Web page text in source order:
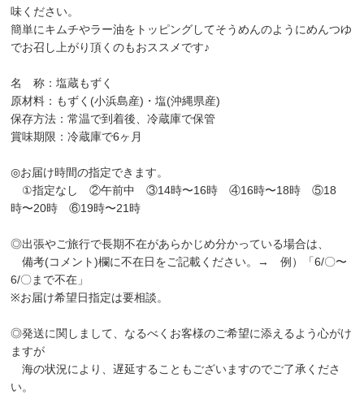
味ください。
簡単にキムチやラー油をトッピングしてそうめんのようにめんつゆ
でお召し上がり頂くのもおススメです♪
名 称：塩蔵もずく
原材料：もずく(小浜島産)・塩(沖縄県産)
保存方法：常温で到着後、冷蔵庫で保管
賞味期限：冷蔵庫で6ヶ月
◎お届け時間の指定できます。
①指定なし ②午前中 ③14時〜16時 ④16時〜18時 ⑤18
時〜20時 ⑥19時〜21時
◎出張やご旅行で長期不在があらかじめ分かっている場合は、
備考(コメント)欄に不在日をご記載ください。→ 例）「6/〇〜
6/〇まで不在」
※お届け希望日指定は要相談。
◎発送に関しまして、なるべくお客様のご希望に添えるよう心がけ
ますが
海の状況により、遅延することもございますのでご了承くださ
い。